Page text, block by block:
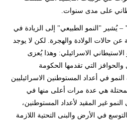
على مدى سنوات.
– يُشير "النمو الطبيعي" إلى الزيادة في
عن حالات الولادة والهجرة. لكن لا يوجد
الاسرائيلي: وهذا يُعزى
التي تقدمها الحكومة
النمو في أعداد المستوطنين الاسرائيليين
هي عدة مرات أعلى منها في
النمو غير المقيد لأعداد المستوطنين،
في الأرض والبنى التحتية اللازمة